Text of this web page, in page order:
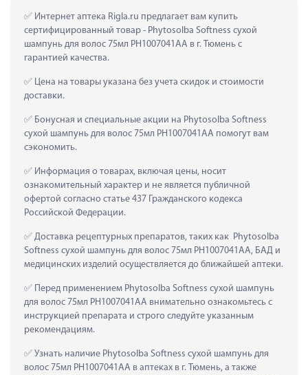
Интернет аптека Rigla.ru предлагает вам купить
сертифицированный товар - Phytosolba Softness сухой
шампунь для волос 75мл PH1007041AA в г. Тюмень с
гарантией качества.
Цена на товары указана без учета скидок и стоимости
доставки.
Бонусная и специальные акции на Phytosolba Softness
сухой шампунь для волос 75мл PH1007041AA помогут вам
сэкономить.
Информация о товарах, включая цены, носит
ознакомительный характер и не является публичной
офертой согласно статье 437 Гражданского кодекса
Российской Федерации.
Доставка рецептурных препаратов, таких как  Phytosolba
Softness сухой шампунь для волос 75мл PH1007041AA, БАД и
медицинских изделий осуществляется до ближайшей аптеки.
Перед применением Phytosolba Softness сухой шампунь
для волос 75мл PH1007041AA внимательно ознакомьтесь с
инструкцией препарата и строго следуйте указанным
рекомендациям.
Узнать наличие Phytosolba Softness сухой шампунь для
волос 75мл PH1007041AA в аптеках в г. Тюмень, а также